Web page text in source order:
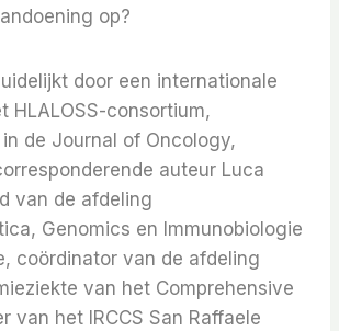
op?
door een internationale
HLALOSS-consortium,
de Journal of Oncology,
auteur Luca
van de afdeling
Genomics en Immunobiologie
coördinator van de afdeling
van het Comprehensive
van het IRCCS San Raffaele